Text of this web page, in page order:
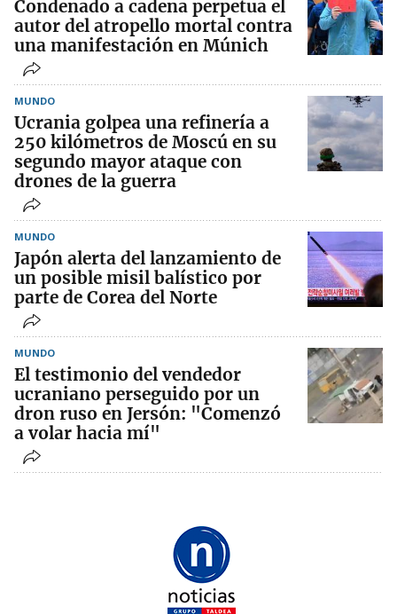
Condenado a cadena perpetua el
autor del atropello mortal contra
una manifestación en Múnich
MUNDO
Ucrania golpea una refinería a
250 kilómetros de Moscú en su
segundo mayor ataque con
drones de la guerra
MUNDO
Japón alerta del lanzamiento de
un posible misil balístico por
parte de Corea del Norte
MUNDO
El testimonio del vendedor
ucraniano perseguido por un
dron ruso en Jersón: "Comenzó
a volar hacia mí"